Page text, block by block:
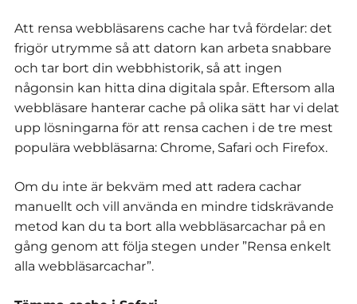
Att rensa webbläsarens cache har två fördelar: det
frigör utrymme så att datorn kan arbeta snabbare
och tar bort din webbhistorik, så att ingen
någonsin kan hitta dina digitala spår. Eftersom alla
webbläsare hanterar cache på olika sätt har vi delat
upp lösningarna för att rensa cachen i de tre mest
populära webbläsarna: Chrome, Safari och Firefox.
Om du inte är bekväm med att radera cachar
manuellt och vill använda en mindre tidskrävande
metod kan du ta bort alla webbläsarcachar på en
gång genom att följa stegen under ”Rensa enkelt
alla webbläsarcachar”.